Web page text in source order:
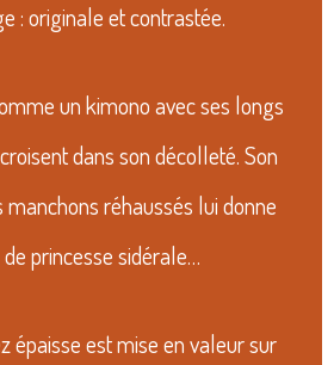
: originale et contrastée.
un kimono avec ses longs
dans son décolleté. Son
réhaussés lui donne
princesse sidérale…
épaisse est mise en valeur sur